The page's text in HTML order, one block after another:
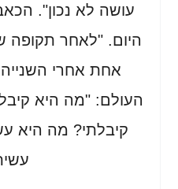
עושה לא נכון".
היום. "לאחר תקופה
אחת אחרי
העולם: "מה היא
קיבלתי? מה היא